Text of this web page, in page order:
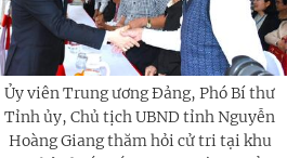
Ủy viên Trung ương Đảng, Phó Bí thư
Tỉnh ủy, Chủ tịch UBND tỉnh Nguyễn
Hoàng Giang thăm hỏi cử tri tại khu